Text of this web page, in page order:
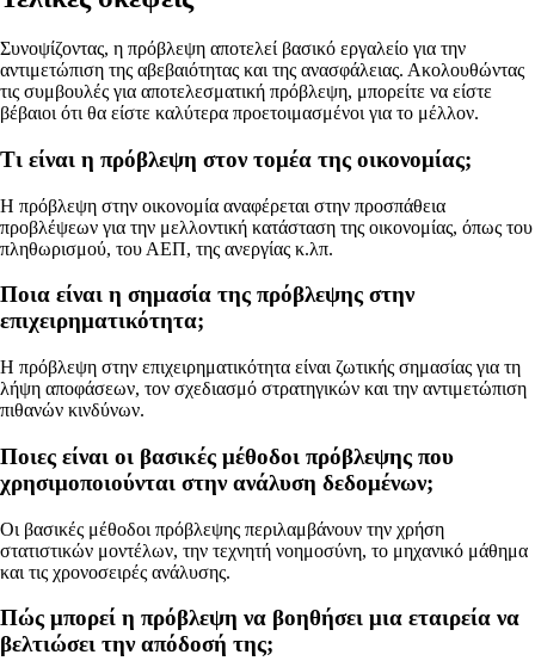
Συνοψίζοντας, η πρόβλεψη αποτελεί βασικό εργαλείο για την
αντιμετώπιση της αβεβαιότητας και της ανασφάλειας. Ακολουθώντας
τις συμβουλές για αποτελεσματική πρόβλεψη, μπορείτε να είστε
βέβαιοι ότι θα είστε καλύτερα προετοιμασμένοι για το μέλλον.
Τι είναι η πρόβλεψη στον τομέα της οικονομίας;
Η πρόβλεψη στην οικονομία αναφέρεται στην προσπάθεια
προβλέψεων για την μελλοντική κατάσταση της οικονομίας, όπως του
πληθωρισμού, του ΑΕΠ, της ανεργίας κ.λπ.
Ποια είναι η σημασία της πρόβλεψης στην
επιχειρηματικότητα;
Η πρόβλεψη στην επιχειρηματικότητα είναι ζωτικής σημασίας για τη
λήψη αποφάσεων, τον σχεδιασμό στρατηγικών και την αντιμετώπιση
πιθανών κινδύνων.
Ποιες είναι οι βασικές μέθοδοι πρόβλεψης που
χρησιμοποιούνται στην ανάλυση δεδομένων;
Οι βασικές μέθοδοι πρόβλεψης περιλαμβάνουν την χρήση
στατιστικών μοντέλων, την τεχνητή νοημοσύνη, το μηχανικό μάθημα
και τις χρονοσειρές ανάλυσης.
Πώς μπορεί η πρόβλεψη να βοηθήσει μια εταιρεία να
βελτιώσει την απόδοσή της;